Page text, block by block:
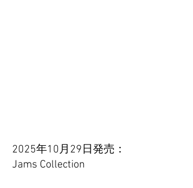
2025年10月29日発売：
Jams Collection